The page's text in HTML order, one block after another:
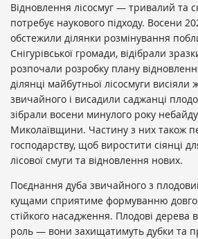
Відновлення лісосмуг — тривалий та
потребує наукового підходу. Восени
обстежили ділянки розмінування
Снігурівської громади, відібрали
розпочали розробку плану
ділянці майбутньої лісосмуги висіяли
звичайного і висадили саджанці
зібрали восени минулого року
Миколаївщини. Частину з них також
господарству, щоб виростити сіянці
лісової смуги та відновлення нових.
Поєднання дуба звичайного з
кущами сприятиме формуванню
стійкого насадження. Плодові дерева
роль — вони захищатимуть дубки та